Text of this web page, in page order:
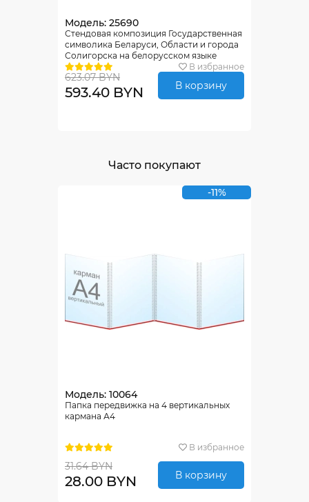
Модель: 25690
Стендовая композиция Государственная
символика Беларуси, Области и города
Солигорска на белорусском языке
2200*1000мм
В избранное
623.07 BYN
593.40 BYN В корзину
Часто покупают
-11%
Модель: 10064
Папка передвижка на 4 вертикальных
кармана А4
В избранное
31.64 BYN
28.00 BYN В корзину